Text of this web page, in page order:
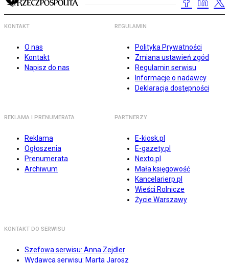
KONTAKT
O nas
Kontakt
Napisz do nas
REGULAMIN
Polityka Prywatności
Zmiana ustawień zgód
Regulamin serwisu
Informacje o nadawcy
Deklaracja dostępności
REKLAMA I PRENUMERATA
Reklama
Ogłoszenia
Prenumerata
Archiwum
PARTNERZY
E-kiosk.pl
E-gazety.pl
Nexto.pl
Mała księgowość
Kancelarierp.pl
Wieści Rolnicze
Życie Warszawy
KONTAKT DO SERWISU
Szefowa serwisu: Anna Zejdler
Wydawca serwisu: Marta Jarosz